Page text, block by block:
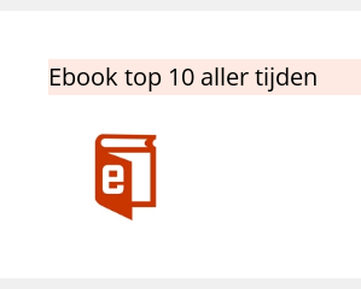
Ebook top 10 aller tijden